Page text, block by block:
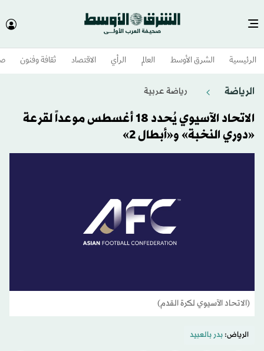
الرئيسية الشرق الأوسط​ العالم الرأي الاقتصاد ثقافة وفنون
الرياضة رياضة عربية
الاتحاد الآسيوي يُحدد 18 أغسطس موعداً لقرعة
«دوري النخبة» و«أبطال 2»
(الاتحاد الآسيوي لكرة القدم)
الرياض:بدر بالعبيد